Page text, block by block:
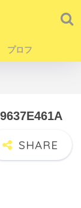
プロフ